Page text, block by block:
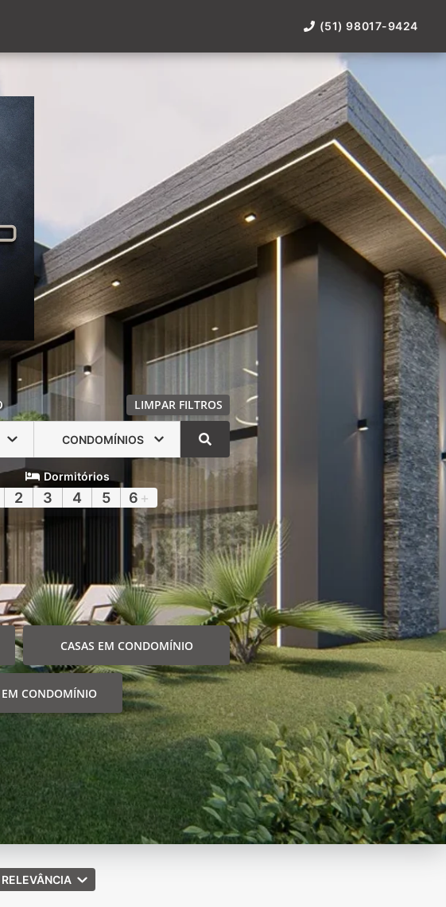
(51) 98017-9424
LIMPAR FILTROS
CONDOMÍNIOS
Dormitórios
2 3 4 5 6 +
CASAS EM CONDOMÍNIO
EM CONDOMÍNIO